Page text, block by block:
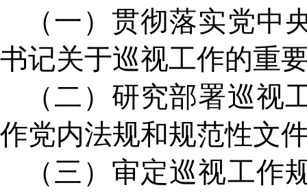
（一）贯彻落实党中
书记关于巡视工作的重
（二）研究部署巡视
作党内法规和规范性文
（三）审定巡视工作